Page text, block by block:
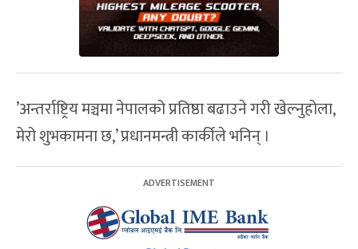
’अन्तर्राष्ट्रिय मञ्चमा नेपालको प्रतिष्ठा बढाउने गरी खेल्नुहोला,
मेरो शुभकामना छ,’ प्रधानमन्त्री कार्कीले भनिन् ।